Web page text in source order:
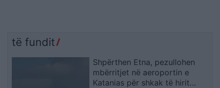
të fundit
Shpërthen Etna, pezullohen
mbërritjet në aeroportin e
Katanias për shkak të hirit